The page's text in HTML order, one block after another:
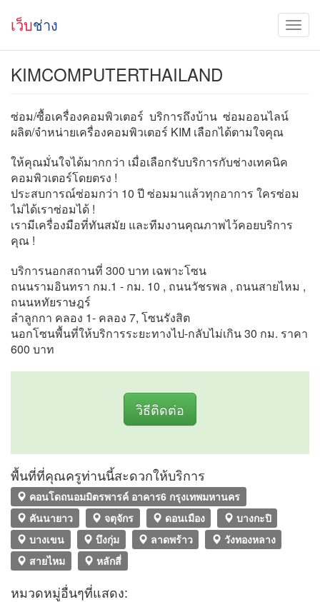
เว็บช่าง
KIMCOMPUTERTHAILAND
ซ่อม/ซื้อเครื่องคอมพิวเตอร์ บริการถึงบ้าน ซ่อมออนไลน์
ผลิต/จำหน่ายเครื่องคอมพิวเตอร์ KIM เลือกได้ตามใจคุณ
ให้คุณมั่นใจได้มากกว่า เมื่อเลือกรับบริการกับช่างเทคนิค
คอมพิวเตอร์โดยตรง !
ประสบการณ์ซ่อมกว่า 10 ปี ซ่อมมาแล้วทุกอาการ ใครซ่อม
ไม่ได้เราซ่อมได้ !
เรามีเครื่องมือที่ทันสมัย และทีมงานคุณภาพไว้คอยบริการ
คุณ !
บริการนอกสถานที่ 300 บาท เฉพาะโซน
ถนนรามอินทรา กม.1 - กม. 10 , ถนนวัชรพล , ถนนสายไหม ,
ถนนหทัยราษฎร์
ลำลูกกา คลอง 1- คลอง 7, โซนรังสิต
นอกโซนพื้นที่ให้บริการระยะทางไป-กลับไม่เกิน 30 กม. ราคา
600 บาท
วิธีติดต่อ
พื้นที่ที่คุณครูท่านนี้สะดวกให้บริการ
คอนโดถนอมมิตรพารค์ อาคาร6 กรุงเทพมหานคร
คันนายาว
จตุจักร ดอนเมือง
บางกะปิ
บางเขน
บึงกุ่ม ลาดพร้าว
วังทองหลาง
สายไหม
หลักสี่
หมวดหมู่อื่นๆที่แสดง: